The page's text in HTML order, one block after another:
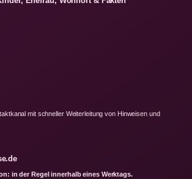
mit schneller Weiterleitung von Hinweisen und
in der Regel innerhalb eines Werktags.